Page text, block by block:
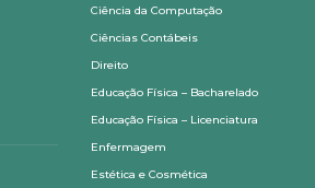
Ciência da Computação
Ciências Contábeis
Direito
Educação Física – Bacharelado
Educação Física – Licenciatura
Enfermagem
Estética e Cosmética